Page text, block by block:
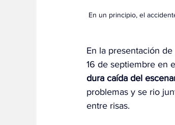
En un principio, el
En la presentación de
16 de septiembre en
dura caída del
problemas y se rio
entre risas.